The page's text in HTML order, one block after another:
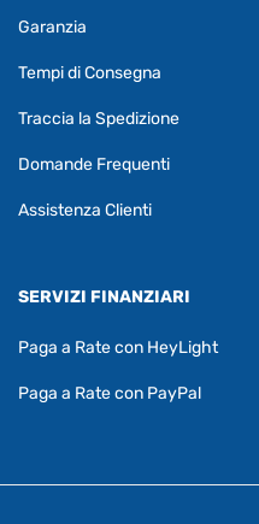
Garanzia
Tempi di Consegna
Traccia la Spedizione
Domande Frequenti
Assistenza Clienti
SERVIZI FINANZIARI
Paga a Rate con HeyLight
Paga a Rate con PayPal